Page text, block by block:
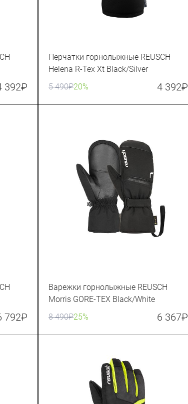
392₽
Перчатки горнолыжные REUSCH
Helena R-Tex Xt Black/Silver
5 490₽20% 4 392₽
792₽
Варежки горнолыжные REUSCH
Morris GORE-TEX Black/White
8 490₽25% 6 367₽